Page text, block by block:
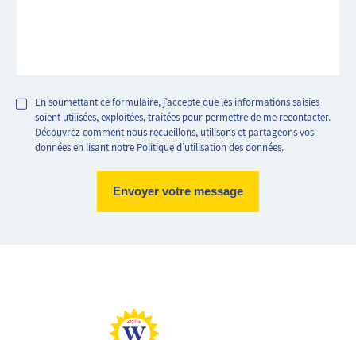
En soumettant ce formulaire, j’accepte que les informations saisies
soient utilisées, exploitées, traitées pour permettre de me recontacter.
Découvrez comment nous recueillons, utilisons et partageons vos
données en lisant notre Politique d’utilisation des données.
Emission de CO2 très importantes